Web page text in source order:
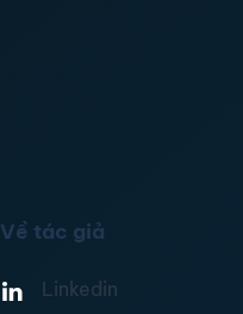
Về tác giả
Linkedin